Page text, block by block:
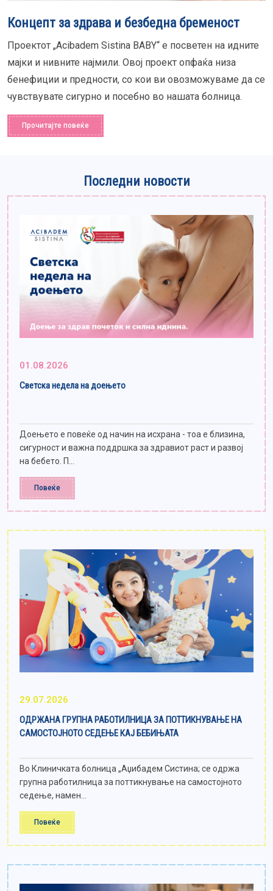
Концепт за здрава и безбедна бременост
Проектот „Acibadem Sistina BABY“ е посветен на идните
мајки и нивните најмили. Овој проект опфаќа низа
бенефиции и предности, со кои ви овозможуваме да се
чувствувате сигурно и посебно во нашата болница.
Прочитајте повеќе
Последни новости
01.08.2026
Светска недела на доењето
Доењето е повеќе од начин на исхрана - тоа е близина,
сигурност и важна поддршка за здравиот раст и развој
на бебето. П...
Повеќе
29.07.2026
ОДРЖАНА ГРУПНА РАБОТИЛНИЦА ЗА ПОТТИКНУВАЊЕ НА
САМОСТОЈНОТО СЕДЕЊЕ КАЈ БЕБИЊАТА
Во Клиничката болница „Аџибадем Систина; се одржа
групна работилница за поттикнување на самостојното
седење, намен...
Повеќе